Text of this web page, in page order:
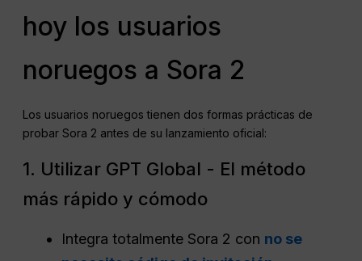
hoy los usuarios
noruegos a Sora 2
Los usuarios noruegos tienen dos formas prácticas de
probar Sora 2 antes de su lanzamiento oficial:
1. Utilizar GPT Global - El método
más rápido y cómodo
Integra totalmente Sora 2 con no se